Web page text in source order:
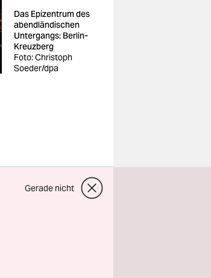
Das Epizentrum des
abendländischen
Untergangs: Berlin-
Kreuzberg
Foto: Christoph
Soeder/dpa
Gerade nicht